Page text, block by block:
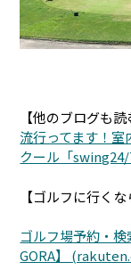
【他のブログも読
流行ってます！
クール「swing24/
【ゴルフに行くな
ゴルフ場予約・
GORA】